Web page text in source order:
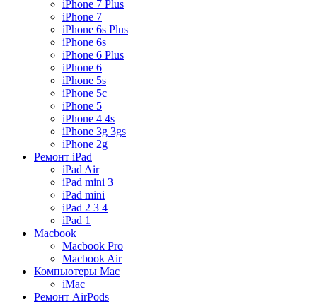
iPhone 7 Plus
iPhone 7
iPhone 6s Plus
iPhone 6s
iPhone 6 Plus
iPhone 6
iPhone 5s
iPhone 5c
iPhone 5
iPhone 4 4s
iPhone 3g 3gs
iPhone 2g
Ремонт iPad
iPad Air
iPad mini 3
iPad mini
iPad 2 3 4
iPad 1
Macbook
Macbook Pro
Macbook Air
Компьютеры Mac
iMac
Ремонт AirPods